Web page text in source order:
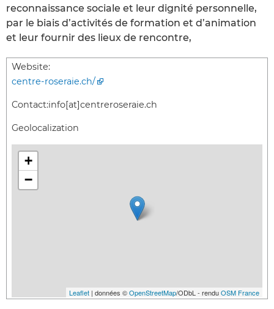
reconnaissance sociale et leur dignité personnelle,
par le biais d’activités de formation et d’animation
et leur fournir des lieux de rencontre,
Website:
centre-roseraie.ch/
Contact:info[at]centreroseraie.ch
Geolocalization
+
−
Leaflet | données ©OpenStreetMap/ODbL - renduOSM France